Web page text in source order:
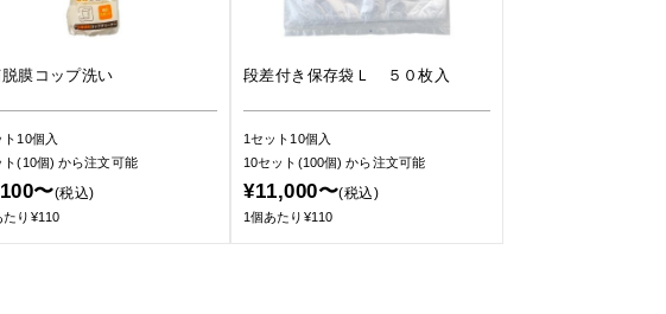
膜コップ洗い
ト10個入
ト(10個)から注文可能
〜(税込)
たり¥110
段差付き保存袋Ｌ ５０枚入
1セット10個入
10セット(100個)から注文可能
¥11,000〜(税込)
1個あたり¥110